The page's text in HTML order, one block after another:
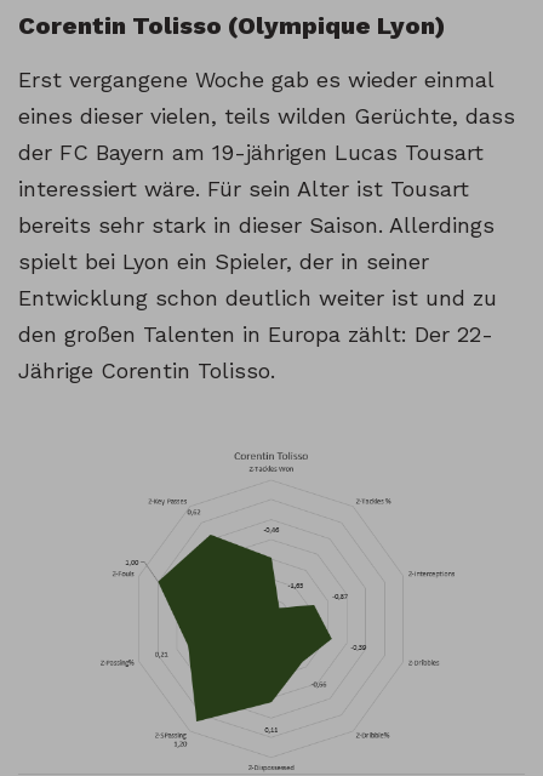
Corentin Tolisso (Olympique Lyon)
Erst vergangene Woche gab es wieder einmal
eines dieser vielen, teils wilden Gerüchte, dass
der FC Bayern am 19-jährigen Lucas Tousart
interessiert wäre. Für sein Alter ist Tousart
bereits sehr stark in dieser Saison. Allerdings
spielt bei Lyon ein Spieler, der in seiner
Entwicklung schon deutlich weiter ist und zu
den großen Talenten in Europa zählt: Der 22-
Jährige Corentin Tolisso.